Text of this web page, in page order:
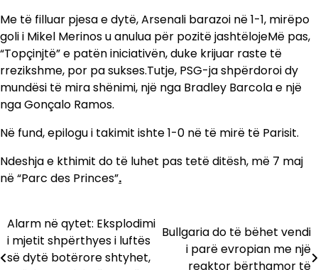
Me të filluar pjesa e dytë, Arsenali barazoi në 1-1, mirëpo
goli i Mikel Merinos u anulua për pozitë jashtëlojeMë pas,
“Topçinjtë” e patën iniciativën, duke krijuar raste të
rrezikshme, por pa sukses.Tutje, PSG-ja shpërdoroi dy
mundësi të mira shënimi, një nga Bradley Barcola e një
nga Gonçalo Ramos.
Në fund, epilogu i takimit ishte 1-0 në të mirë të Parisit.
Ndeshja e kthimit do të luhet pas tetë ditësh, më 7 maj
në “Parc des Princes”.
Lëvizje
te
Alarm në qytet: Eksplodimi
i mjetit shpërthyes i luftës
së dytë botërore shtyhet,
Bullgaria do të bëhet vendi
i parë evropian me një
reaktor bërthamor të